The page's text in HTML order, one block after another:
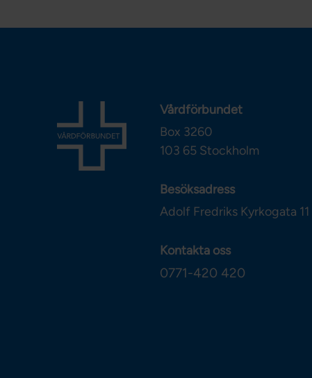
Vårdförbundet
Box 3260
103 65 Stockholm
Besöksadress
Adolf Fredriks Kyrkogata 11
Kontakta oss
0771-420 420